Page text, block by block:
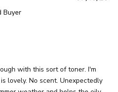
Buyer
with this sort of toner. I'm
lovely. No scent. Unexpectedly